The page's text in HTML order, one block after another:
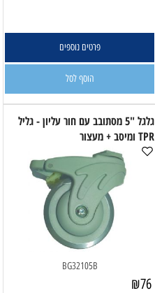
פרטים נוספים
הוסף לסל
גלגל "5 מסתובב עם חור עליון - גליל
TPR ומיסב + מעצור
BG32105B
₪76